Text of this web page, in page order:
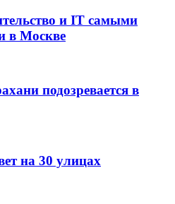
и IT самыми
в Москве
подозревается в
на 30 улицах